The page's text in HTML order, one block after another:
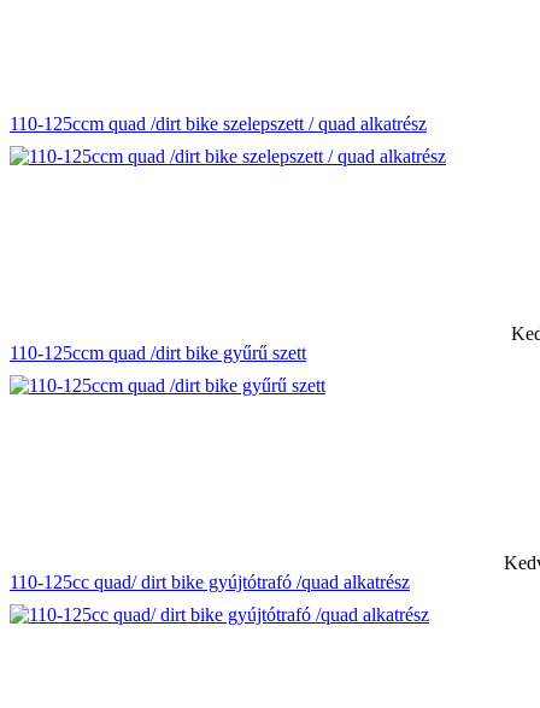
110-125ccm quad /dirt bike szelepszett / quad alkatrész
110-125ccm quad /dirt bike gyűrű szett
110-125cc quad/ dirt bike gyújtótrafó /quad alkatrész